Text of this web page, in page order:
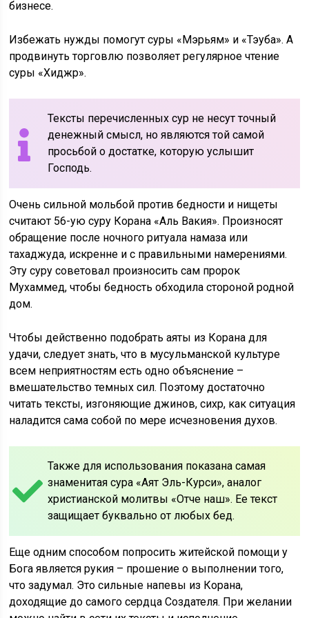
бизнесе.
Избежать нужды помогут суры «Мэрьям» и «Тэуба». А
продвинуть торговлю позволяет регулярное чтение
суры «Хиджр».
Тексты перечисленных сур не несут точный
денежный смысл, но являются той самой
просьбой о достатке, которую услышит
Господь.
Очень сильной мольбой против бедности и нищеты
считают 56-ую суру Корана «Аль Вакия». Произносят
обращение после ночного ритуала намаза или
тахаджуда, искренне и с правильными намерениями.
Эту суру советовал произносить сам пророк
Мухаммед, чтобы бедность обходила стороной родной
дом.
Чтобы действенно подобрать аяты из Корана для
удачи, следует знать, что в мусульманской культуре
всем неприятностям есть одно объяснение –
вмешательство темных сил. Поэтому достаточно
читать тексты, изгоняющие джинов, сихр, как ситуация
наладится сама собой по мере исчезновения духов.
Также для использования показана самая
знаменитая сура «Аят Эль-Курси», аналог
христианской молитвы «Отче наш». Ее текст
защищает буквально от любых бед.
Еще одним способом попросить житейской помощи у
Бога является рукия – прошение о выполнении того,
что задумал. Это сильные напевы из Корана,
доходящие до самого сердца Создателя. При желании